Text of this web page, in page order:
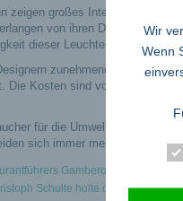
zeigen großes Interesse daran,
von ihren Designern,
dieser Leuchten ist einer der
zunehmend in Form
Die Kosten sind von Marke zu
für die Umwelt nimmt zu.
sich immer mehr Menschen
Gambero Rosso
Schulte holte den ADWARD
Wir
Wenn